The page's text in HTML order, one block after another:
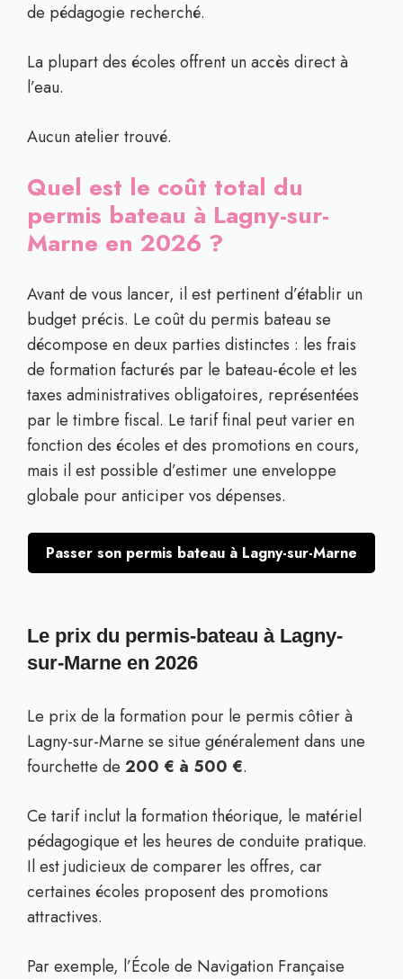
de pédagogie recherché.
La plupart des écoles offrent un accès direct à
l’eau.
Aucun atelier trouvé.
Quel est le coût total du
permis bateau à Lagny-sur-
Marne en 2026 ?
Avant de vous lancer, il est pertinent d’établir un
budget précis. Le coût du permis bateau se
décompose en deux parties distinctes : les frais
de formation facturés par le bateau-école et les
taxes administratives obligatoires, représentées
par le timbre fiscal. Le tarif final peut varier en
fonction des écoles et des promotions en cours,
mais il est possible d’estimer une enveloppe
globale pour anticiper vos dépenses.
Passer son permis bateau à Lagny-sur-Marne
Le prix du permis-bateau à Lagny-
sur-Marne en 2026
Le prix de la formation pour le permis côtier à
Lagny-sur-Marne se situe généralement dans une
fourchette de 200 € à 500 €.
Ce tarif inclut la formation théorique, le matériel
pédagogique et les heures de conduite pratique.
Il est judicieux de comparer les offres, car
certaines écoles proposent des promotions
attractives.
Par exemple, l’École de Navigation Française